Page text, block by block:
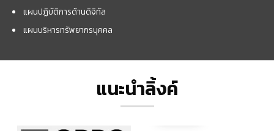
แผนปฏิบัติการด้านดิจิทัล
แผนบริหารทรัพยากรบุคคล
แนะนำลิ้งค์